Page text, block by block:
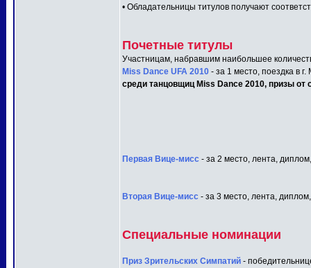
• Обладательницы титулов получают
Почетные титулы
Участницам, набравшим наибольшее
Miss Dance UFA 2010 - за 1 место, поездка в
среди танцовщиц Miss Dance 2010, призы от
Первая Вице-мисс - за 2 место, лента,
Вторая Вице-мисс - за 3 место, лента,
Специальные номинации
Приз Зрительских Симпатий -